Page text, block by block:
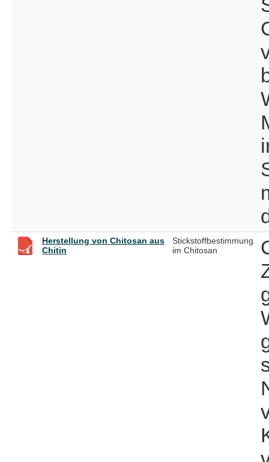
Herstellung von Chitosan aus
Chitin
Stickstoffbestimmung
im Chitosan